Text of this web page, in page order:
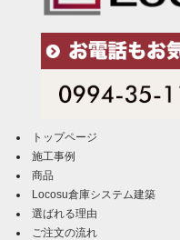
トップページ
施工事例
商品
Locosu倉庫システム建築
選ばれる理由
ご注文の流れ